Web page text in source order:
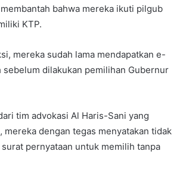
bahwa mereka ikuti pilgub
KTP.
mereka sudah lama mendapatkan e-
sebelum dilakukan pemilihan Gubernur
tim advokasi Al Haris-Sani yang
mereka dengan tegas menyatakan tidak
pernyataan untuk memilih tanpa